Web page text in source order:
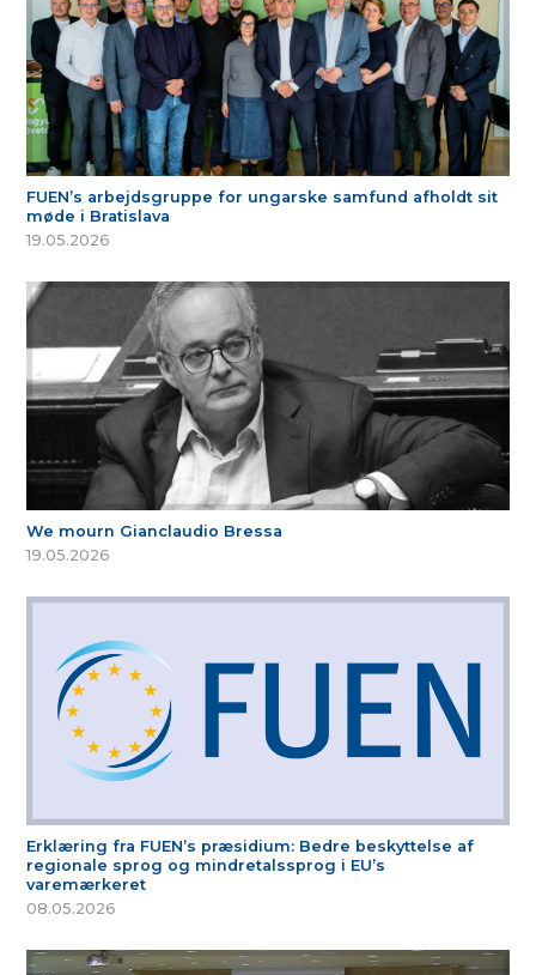
FUEN’s arbejdsgruppe for ungarske samfund afholdt sit
møde i Bratislava
19.05.2026
We mourn Gianclaudio Bressa
19.05.2026
Erklæring fra FUEN’s præsidium: Bedre beskyttelse af
regionale sprog og mindretalssprog i EU’s
varemærkeret
08.05.2026